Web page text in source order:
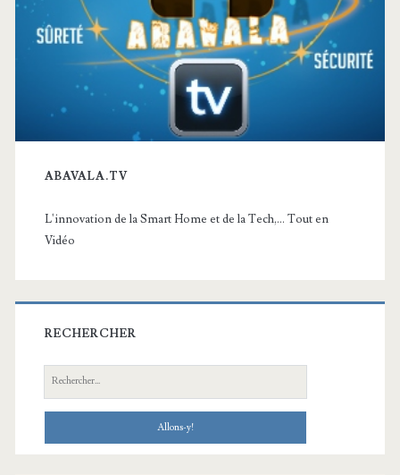
ABAVALA.TV
L'innovation de la Smart Home et de la Tech,... Tout en
Vidéo
RECHERCHER
Recherche: